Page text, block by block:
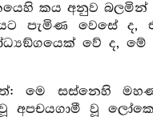
කය අනුව
පැමිණ වෙසේ ද,
වේ ද, මේ
මෙ සස්නෙහි
අපචයගාමී වූ